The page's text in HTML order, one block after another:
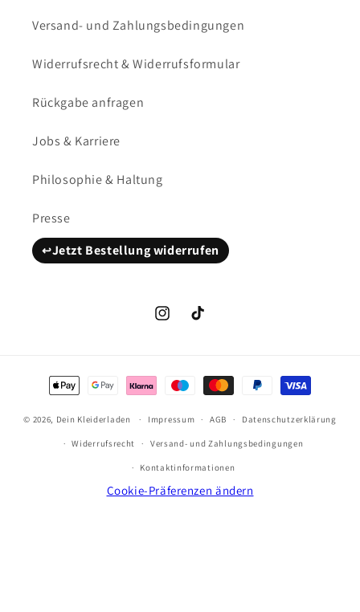
Versand- und Zahlungsbedingungen
Widerrufsrecht & Widerrufsformular
Rückgabe anfragen
Jobs & Karriere
Philosophie & Haltung
Presse
Jetzt Bestellung widerrufen
InstagramTikTok
Zahlungsmethoden
© 2026, Dein Kleiderladen Impressum AGB Datenschutzerklärung
Widerrufsrecht Versand- und Zahlungsbedingungen
Kontaktinformationen
Cookie-Präferenzen ändern